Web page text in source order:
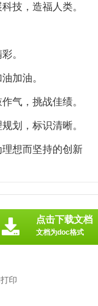
技，造福人类。
。
加油。
气，挑战佳绩。
划，标识清晰。
想而坚持的创新
印
点击下载文档
文档为doc格式